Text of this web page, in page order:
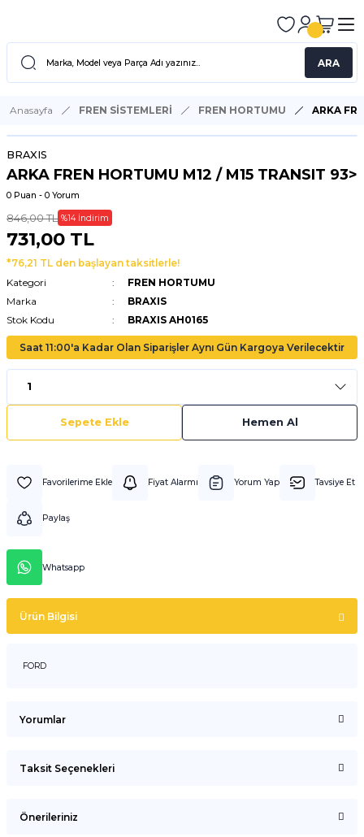
ARA
Anasayfa FREN SİSTEMLERİ FREN HORTUMU ARKA
BRAXIS
ARKA FREN HORTUMU M12 / M15 TRANSIT 93>
0 Puan - 0 Yorum
846,00 TL %14 İndirim
731,00 TL
*76,21 TL den başlayan taksitlerle!
Kategori
FREN HORTUMU
Marka
BRAXIS
Stok Kodu
BRAXIS AH0165
Saat 11:00'a Kadar Olan Siparişler Aynı Gün Kargoya Verilecektir
Sepete Ekle Hemen Al
Fiyat Alarmı Yorum Yap Tavsiye Et
Paylaş
Whatsapp
Ürün Bilgisi
FORD
Yorumlar
Taksit Seçenekleri
Önerileriniz